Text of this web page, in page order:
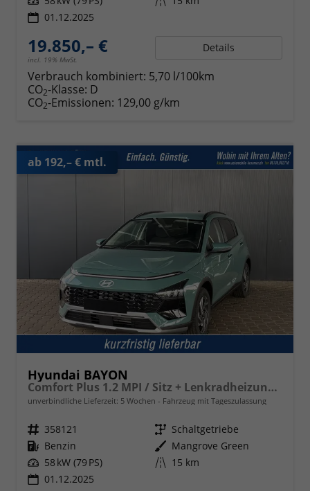
01.12.2025
19.850,– €
incl. 19% MwSt.
Details
Verbrauch kombiniert: 5,70 l/100km
CO2-Klasse: D
CO2-Emissionen: 129,00 g/km
ab 192,– € mtl.
Hyundai BAYON
Comfort Plus 1.2 MPI / Sitz + Lenkradheizung PDC V&H Kamera LED Tempomat Keyless Alu 16"
unverbindliche Lieferzeit: 5 Wochen Fahrzeug mit Tageszulassung
Fahrzeugnr. 358121 Getriebe Schaltgetriebe
Kraftstoff Benzin Außenfarbe Mangrove Green
Leistung 58 kW (79 PS) Kilometerstand 15 km
01.12.2025